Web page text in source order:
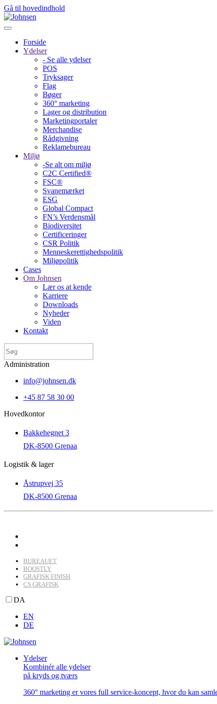
Gå til hovedindhold
Forside
Ydelser
- Se alle ydelser
POS
Tryksager
Flag
Bøger
360° marketing
Lager og distribution
Marketing­portaler
Merchandise
Rådgivning
Reklamebureau
Miljø
-Se alt om miljø
C2C Certified®
FSC®
Svanemærket
ESG
Global Compact
FN’s Verdensmål
Biodiversitet
Certificeringer
CSR Politik
Menneske­rettigheds­politik
Miljøpolitik
Cases
Om Johnsen
Lær os at kende
Karriere
Downloads
Nyheder
Viden
Kontakt
Administration
info@johnsen.dk
+45 87 58 30 00
Hovedkontor
Bakkehegnet 3
DK-8500 Grenaa
Logistik & lager
Åstrupvej 35
DK-8500 Grenaa
BUREAUET
BOOSTLY
GRAFISK FINISH
CS GRAFISK
DA
EN
DE
Ydelser
Kombinér alle ydelser
på kryds og tværs
360° marketing er vores full service-koncept, hvor du kan